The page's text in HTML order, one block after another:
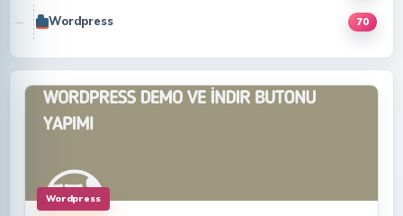
Wordpress 70
Wordpress